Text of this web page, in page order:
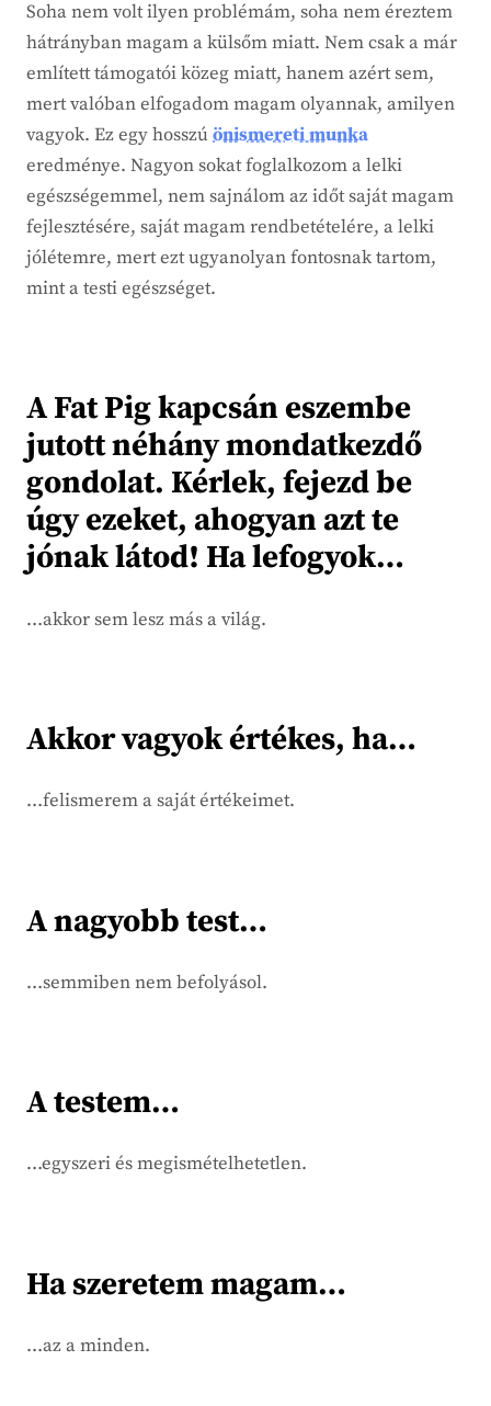
Soha nem volt ilyen problémám, soha nem éreztem
hátrányban magam a külsőm miatt. Nem csak a már
említett támogatói közeg miatt, hanem azért sem,
mert valóban elfogadom magam olyannak, amilyen
vagyok. Ez egy hosszúönismereti munka
eredménye. Nagyon sokat foglalkozom a lelki
egészségemmel, nem sajnálom az időt saját magam
fejlesztésére, saját magam rendbetételére, a lelki
jólétemre, mert ezt ugyanolyan fontosnak tartom,
mint a testi egészséget.
A Fat Pig kapcsán eszembe
jutott néhány mondatkezdő
gondolat. Kérlek, fejezd be
úgy ezeket, ahogyan azt te
jónak látod! Ha lefogyok…
…akkor sem lesz más a világ.
Akkor vagyok értékes, ha…
…felismerem a saját értékeimet.
A nagyobb test…
…semmiben nem befolyásol.
A testem…
…egyszeri és megismételhetetlen.
Ha szeretem magam…
…az a minden.